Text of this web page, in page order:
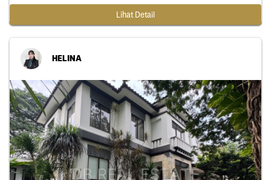
Lihat Detail
HELINA